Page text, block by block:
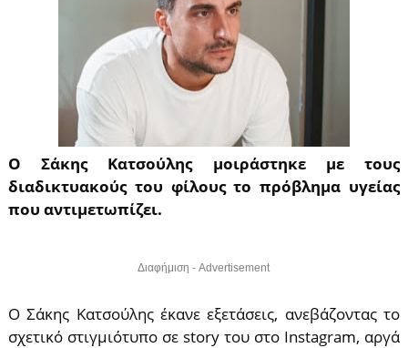
Ο Σάκης Κατσούλης μοιράστηκε με τους
διαδικτυακούς του φίλους το πρόβλημα υγείας
που αντιμετωπίζει.
Διαφήμιση - Advertisement
Ο Σάκης Κατσούλης έκανε εξετάσεις, ανεβάζοντας το
σχετικό στιγμιότυπο σε story του στο Instagram, αργά